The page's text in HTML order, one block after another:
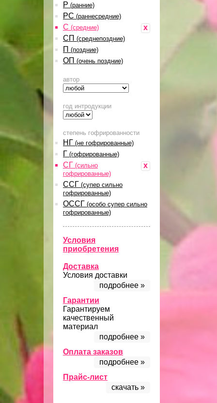
Р (ранние)
РС (раннесредние)
x
С (средние)
СП (среднепоздние)
П (поздние)
ОП (очень поздние)
автор
год интродукции
степень гофрированности
НГ (не гофрированные)
Г (гофрированные)
x
СГ (сильно
гофрированные)
ССГ (супер сильно
гофрированные)
ОССГ (особо супер сильно
гофрированные)
Условия
приобретения
Доставка
Условия доставки
подробнее »
Гарантии
Гарантируем
качественный
материал
подробнее »
Оплата заказов
подробнее »
Прайс-лист
скачать »